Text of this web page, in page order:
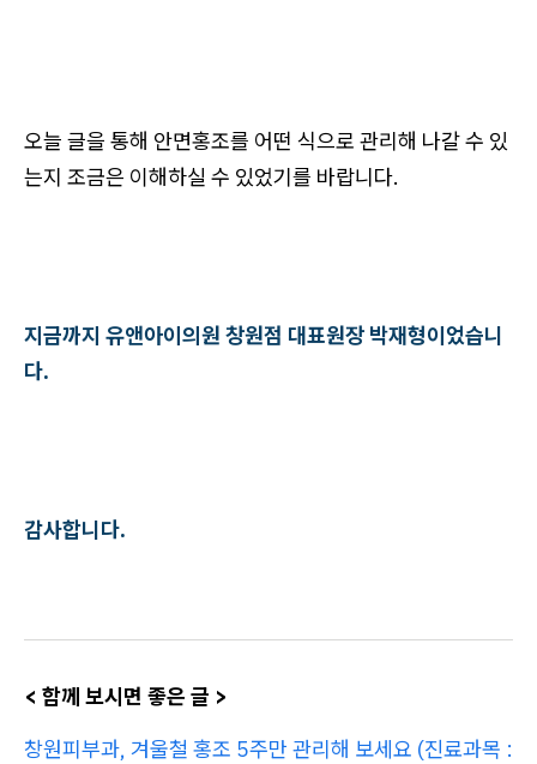
오늘 글을 통해 안면홍조를 어떤 식으로 관리해 나갈 수 있
는지 조금은 이해하실 수 있었기를 바랍니다.
지금까지 유앤아이의원 창원점 대표원장 박재형이었습니
다.
감사합니다.
< 함께 보시면 좋은 글 >
창원피부과, 겨울철 홍조 5주만 관리해 보세요 (진료과목 :